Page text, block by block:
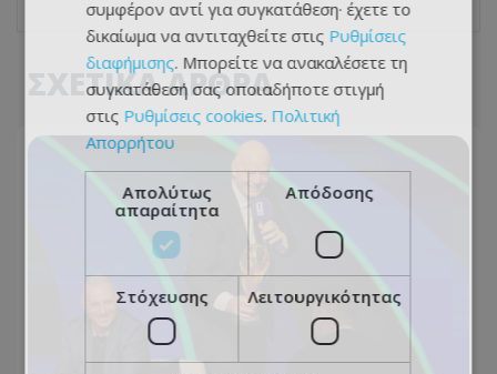
ΣΧΕΤΙΚΑ ΑΡΘΡΑ
συμφέρον αντί για συγκατάθεση· έχετε το
δικαίωμα να αντιταχθείτε στις Ρυθμίσεις
διαφήμισης. Μπορείτε να ανακαλέσετε τη
συγκατάθεσή σας οποιαδήποτε στιγμή
στις Ρυθμίσεις cookies. Πολιτική
Απορρήτου
Απολύτως
απαραίτητα
Απόδοσης
Στόχευσης Λειτουργικότητας